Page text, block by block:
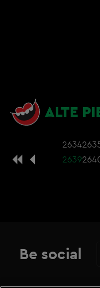
ALTE
2634
2639
Be social